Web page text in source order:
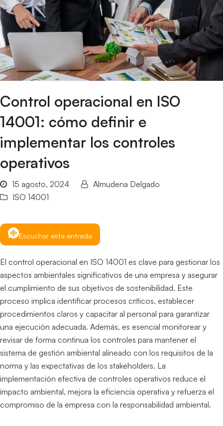
Control operacional en ISO
14001: cómo definir e
implementar los controles
operativos
15 agosto, 2024
Almudena Delgado
ISO 14001
Escuchar esta entrada
El control operacional en ISO 14001 es clave para gestionar los
aspectos ambientales significativos de una empresa y asegurar
el cumplimiento de sus objetivos de sostenibilidad. Este
proceso implica identificar procesos críticos, establecer
procedimientos claros y capacitar al personal para garantizar
una ejecución adecuada. Además, es esencial monitorear y
revisar de forma continua los controles para mantener el
sistema de gestión ambiental alineado con los requisitos de la
norma y las expectativas de los stakeholders. La
implementación efectiva de controles operativos reduce el
impacto ambiental, mejora la eficiencia operativa y refuerza el
compromiso de la empresa con la responsabilidad ambiental.